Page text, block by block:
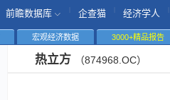
前瞻数据库 企查猫 经济学人
宏观经济数据 3000+精品报告
热立方 （874968.OC）